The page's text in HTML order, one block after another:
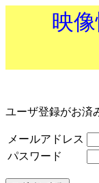
映
ユーザ登録がお済
メールアドレス
パスワード